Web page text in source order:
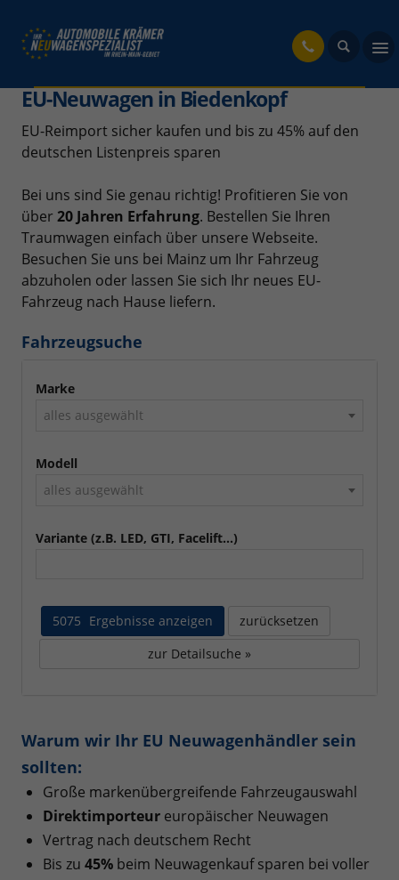
EU-Neuwagen in Biedenkopf
EU-Reimport sicher kaufen und bis zu 45% auf den
deutschen Listenpreis sparen
Bei uns sind Sie genau richtig! Profitieren Sie von
über 20 Jahren Erfahrung. Bestellen Sie Ihren
Traumwagen einfach über unsere Webseite.
Besuchen Sie uns bei Mainz um Ihr Fahrzeug
abzuholen oder lassen Sie sich Ihr neues EU-
Fahrzeug nach Hause liefern.
Fahrzeugsuche
Marke
alles ausgewählt
Modell
alles ausgewählt
Variante (z.B. LED, GTI, Facelift...)
5075 Ergebnisse anzeigen
zurücksetzen
zur Detailsuche »
Warum wir Ihr EU Neuwagenhändler sein
sollten:
Große markenübergreifende Fahrzeugauswahl
Direktimporteur europäischer Neuwagen
Vertrag nach deutschem Recht
Bis zu 45% beim Neuwagenkauf sparen bei voller